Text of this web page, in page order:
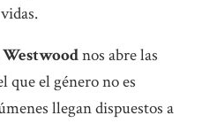
nos abre las
que el género no es
llegan dispuestos a